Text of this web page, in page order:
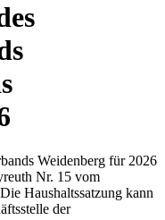
Weidenberg für 2026
Nr. 15 vom
Haushaltssatzung kann
der